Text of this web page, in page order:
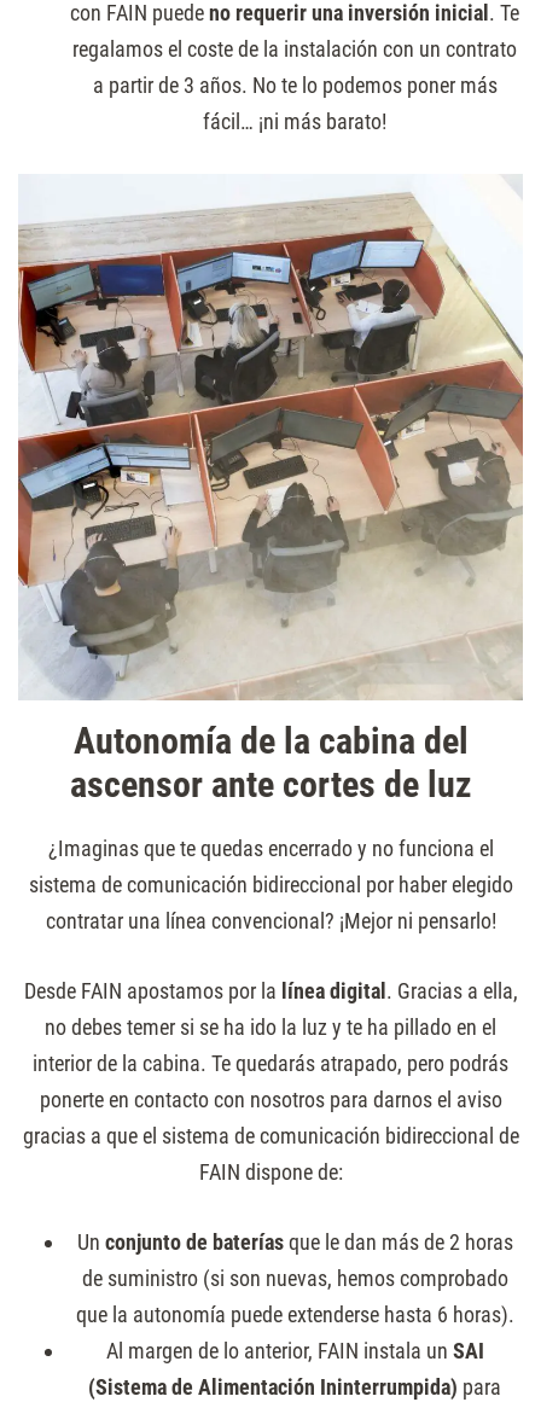
con FAIN puedeno requerir una inversión inicial. Te
regalamos el coste de la instalación con un contrato
a partir de 3 años. No te lo podemos poner más
fácil… ¡ni más barato!
Autonomía de la cabina del
ascensor ante cortes de luz
¿Imaginas que te quedas encerrado y no funciona el
sistema de comunicación bidireccional por haber elegido
contratar una línea convencional? ¡Mejor ni pensarlo!
Desde FAIN apostamos por la línea digital . Gracias a ella,
no debes temer si se ha ido la luz y te ha pillado en el
interior de la cabina. Te quedarás atrapado, pero podrás
ponerte en contacto con nosotros para darnos el aviso
gracias a que el sistema de comunicación bidireccional de
FAIN dispone de:
Un conjunto de bateríasque le dan más de 2 horas
de suministro (si son nuevas, hemos comprobado
que la autonomía puede extenderse hasta 6 horas).
Al margen de lo anterior, FAIN instala un SAI
(Sistema de Alimentación Ininterrumpida) para